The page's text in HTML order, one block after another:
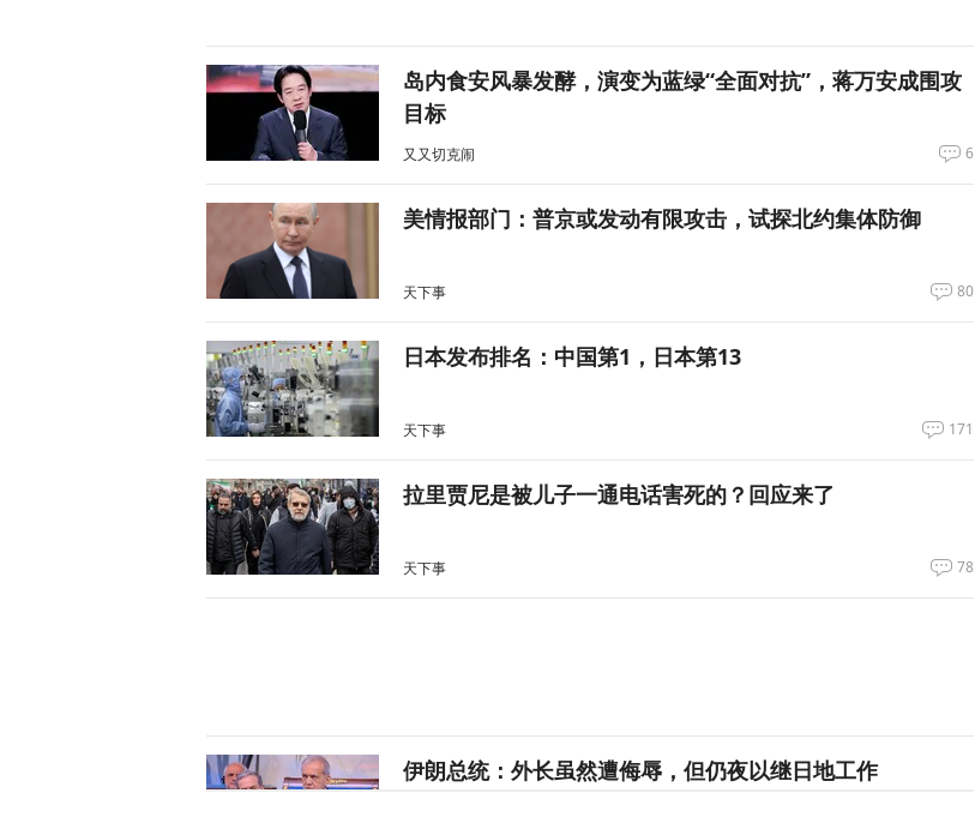
岛内食安风暴发酵，演变为蓝绿“全面对抗”，蒋万安成围攻
目标
又又切克闹 6
美情报部门：普京或发动有限攻击，试探北约集体防御
天下事 80
日本发布排名：中国第1，日本第13
天下事 171
拉里贾尼是被儿子一通电话害死的？回应来了
天下事 78
伊朗总统：外长虽然遭侮辱，但仍夜以继日地工作